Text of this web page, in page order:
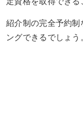
紹介制の完全予約制
ングできるでしょう